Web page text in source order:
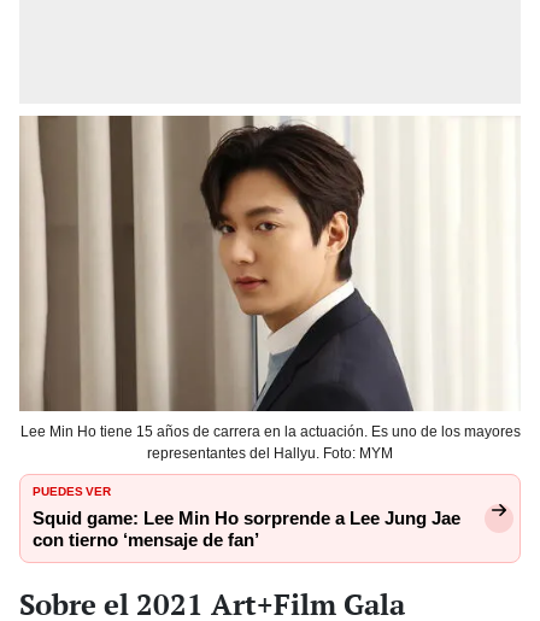
Lee Min Ho tiene 15 años de carrera en la actuación. Es uno de los mayores
representantes del Hallyu. Foto: MYM
PUEDES VER
Squid game: Lee Min Ho sorprende a Lee Jung Jae
con tierno ‘mensaje de fan’
Sobre el 2021 Art+Film Gala